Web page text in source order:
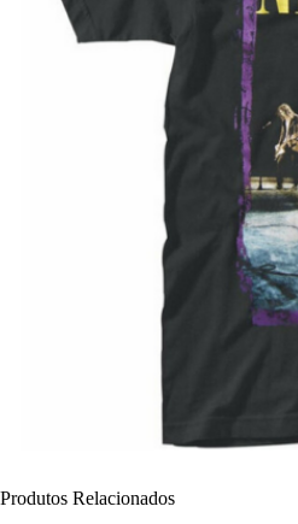
Produtos Relacionados